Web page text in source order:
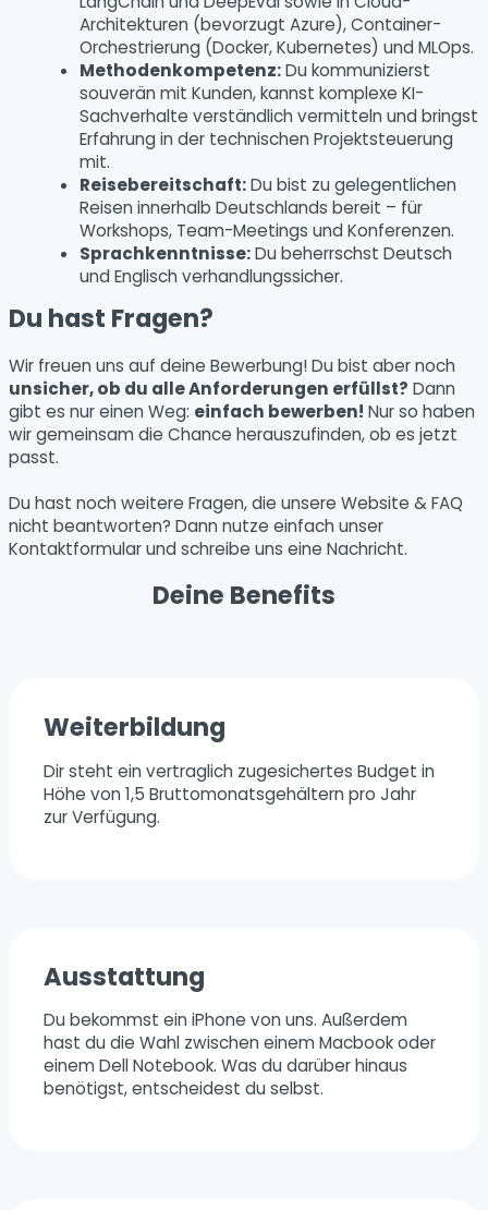
Architekturen (bevorzugt Azure), Container-
Orchestrierung (Docker, Kubernetes) und MLOps.
Methodenkompetenz:Du kommunizierst
souverän mit Kunden, kannst komplexe KI-
Sachverhalte verständlich vermitteln und bringst
Erfahrung in der technischen Projektsteuerung
mit.
Reisebereitschaft:Du bist zu gelegentlichen
Reisen innerhalb Deutschlands bereit – für
Workshops, Team-Meetings und Konferenzen.
Sprachkenntnisse:Du beherrschst Deutsch
und Englisch verhandlungssicher.
Du hast Fragen?
Wir freuen uns auf deine Bewerbung! Du bist aber noch
unsicher, ob du alle Anforderungen erfüllst? Dann
gibt es nur einen Weg: einfach bewerben! Nur so haben
wir gemeinsam die Chance herauszufinden, ob es jetzt
passt.
Du hast noch weitere Fragen, die unsere Website & FAQ
nicht beantworten? Dann nutze einfach unser
Kontaktformular und schreibe uns eine Nachricht.
Deine Benefits
Weiterbildung
Dir steht ein vertraglich zugesichertes Budget in
Höhe von 1,5 Bruttomonatsgehältern pro Jahr
zur Verfügung.
Ausstattung
Du bekommst ein iPhone von uns. Außerdem
hast du die Wahl zwischen einem Macbook oder
einem Dell Notebook. Was du darüber hinaus
benötigst, entscheidest du selbst.